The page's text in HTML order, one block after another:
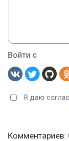
Войти с
Я даю
Комментариев: